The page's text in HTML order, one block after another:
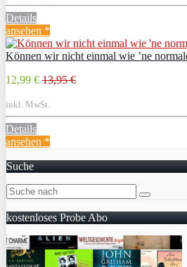
Details
ansehen *
Können wir nicht einmal wie ’ne
12,99 € 13,95 €
inkl. MwSt.
Details
ansehen *
Suche
kostenloses Probe Abo